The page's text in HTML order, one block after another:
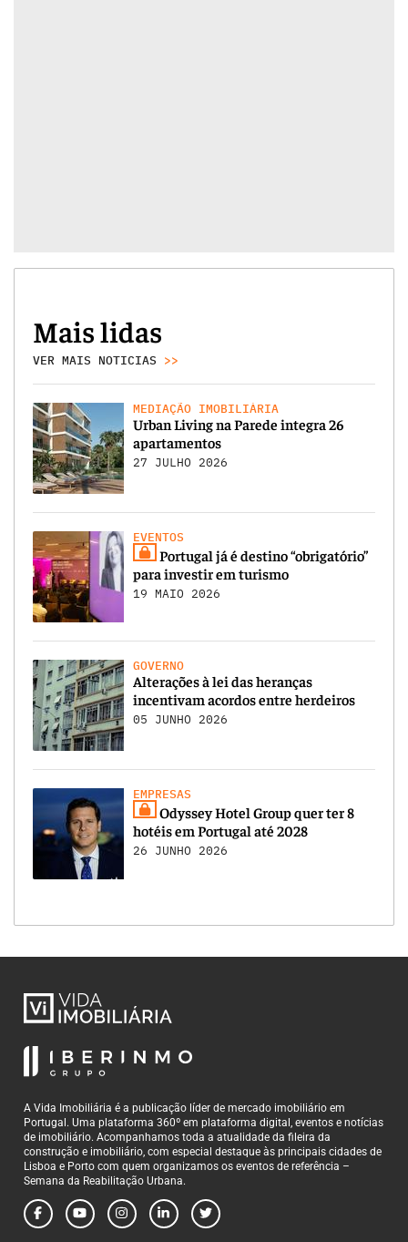
Mais lidas
VER MAIS NOTICIAS >>
MEDIAÇÃO IMOBILIÁRIA
Urban Living na Parede integra 26
apartamentos
27 JULHO 2026
EVENTOS
Portugal já é destino “obrigatório”
para investir em turismo
19 MAIO 2026
GOVERNO
Alterações à lei das heranças
incentivam acordos entre herdeiros
05 JUNHO 2026
EMPRESAS
Odyssey Hotel Group quer ter 8
hotéis em Portugal até 2028
26 JUNHO 2026
A Vida Imobiliária é a publicação líder de mercado imobiliário em
Portugal. Uma plataforma 360º em plataforma digital, eventos e notícias
de imobiliário. Acompanhamos toda a atualidade da fileira da
construção e imobiliário, com especial destaque às principais cidades de
Lisboa e Porto com quem organizamos os eventos de referência –
Semana da Reabilitação Urbana.